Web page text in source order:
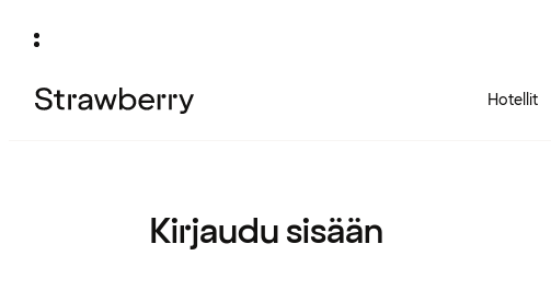
Hotellit
Kirjaudu sisään